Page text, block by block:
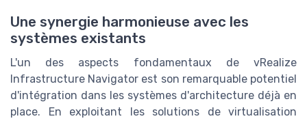
Une synergie harmonieuse avec les
systèmes existants
L'un des aspects fondamentaux de vRealize
Infrastructure Navigator est son remarquable potentiel
d'intégration dans les systèmes d'architecture déjà en
place. En exploitant les solutions de virtualisation